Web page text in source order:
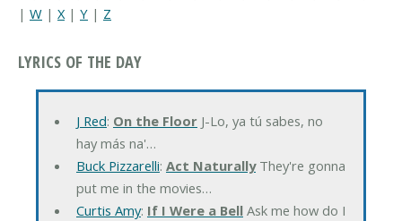
| W | X | Y | Z
LYRICS OF THE DAY
J Red: On the FloorJ-Lo, ya tú sabes, no
hay más na'…
Buck Pizzarelli: Act NaturallyThey're gonna
put me in the movies…
Curtis Amy: If I Were a BellAsk me how do I